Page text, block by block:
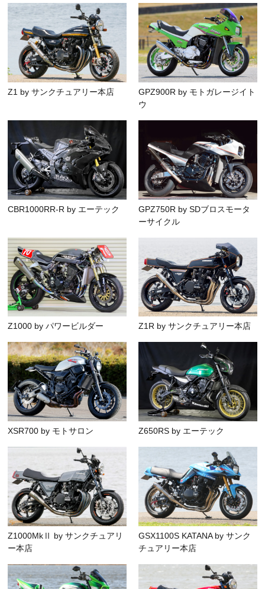
Z1 by サンクチュアリー本店
GPZ900R by モトガレージイト
ウ
CBR1000RR-R by エーテック
GPZ750R by SDブロスモータ
ーサイクル
Z1000 by パワービルダー Z1R by サンクチュアリー本店
XSR700 by モトサロン Z650RS by エーテック
Z1000MkⅡ by サンクチュアリ
ー本店
GSX1100S KATANA by サンク
チュアリー本店